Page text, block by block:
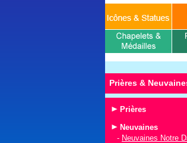
Prières &
Prières
Neuvaines
- Neuvaines Notre